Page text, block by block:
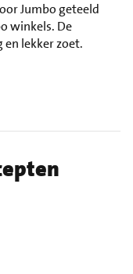
Jumbo geteeld
winkels. De
lekker zoet.